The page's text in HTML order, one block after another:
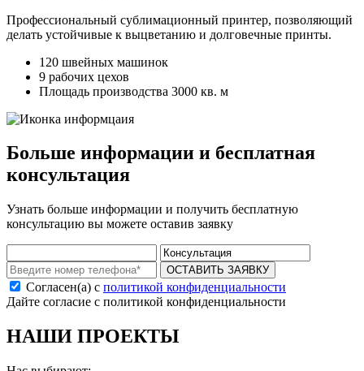
Профессиональный сублимационный принтер, позволяющий
делать устойчивые к выцветанию и долговечные принты.
120 швейных машинок
9 рабочих цехов
Площадь производства 3000 кв. м
Больше информации и бесплатная
консультация
Узнать больше информации и получить бесплатную
консультацию вы можете оставив заявку
ОСТАВИТЬ ЗАЯВКУ
Согласен(а) с политикой конфиденциальности
Дайте согласие с политикой конфиденциальности
НАШИ ПРОЕКТЫ